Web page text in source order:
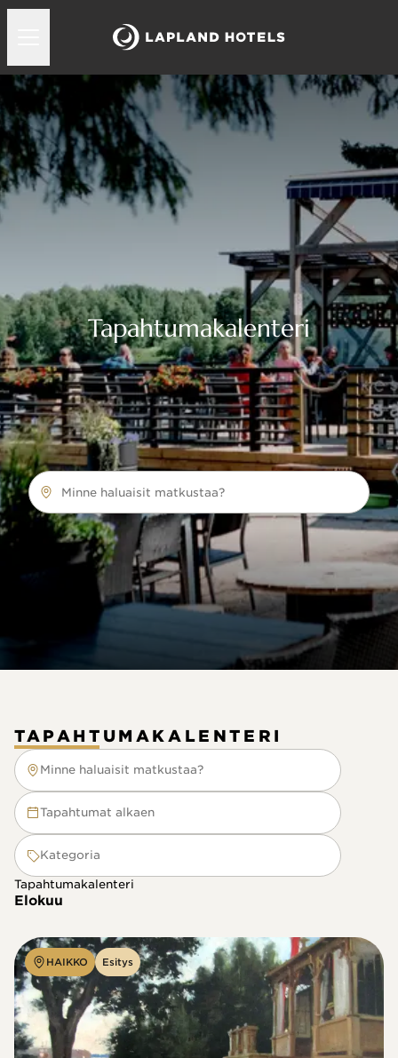
Tapahtumakalenteri
Minne haluaisit matkustaa?
TAPAHTUMAKALENTERI
Minne haluaisit matkustaa?
Minne haluaisit matkustaa?
Tapahtumat alkaen
Kategoria
Tapahtumakalenteri
Elokuu
HAIKKO Esitys